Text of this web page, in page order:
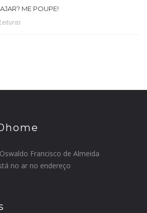
ME POUPE!
Francisco de Almeida
no ar no endereço